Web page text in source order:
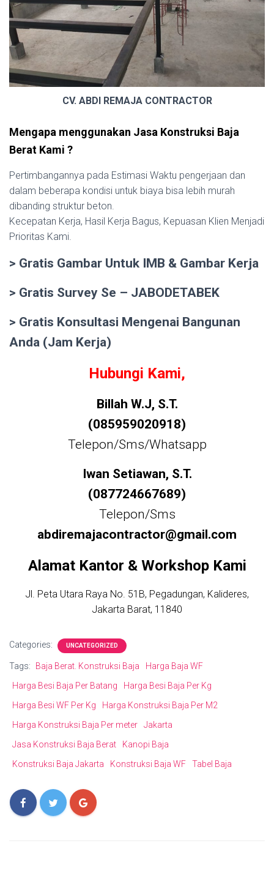
CV. ABDI REMAJA CONTRACTOR
Mengapa menggunakan Jasa Konstruksi Baja
Berat Kami ?
Pertimbangannya pada Estimasi Waktu pengerjaan dan
dalam beberapa kondisi untuk biaya bisa lebih murah
dibanding struktur beton.
Kecepatan Kerja, Hasil Kerja Bagus, Kepuasan Klien Menjadi
Prioritas Kami.
> Gratis Gambar Untuk IMB & Gambar Kerja
> Gratis Survey Se – JABODETABEK
> Gratis Konsultasi Mengenai Bangunan
Anda (Jam Kerja)
Hubungi Kami,
Billah W.J, S.T.
(085959020918)
Telepon/Sms/Whatsapp
Iwan Setiawan, S.T.
(087724667689)
Telepon/Sms
abdiremajacontractor@gmail.com
Alamat Kantor & Workshop Kami
Jl. Peta Utara Raya No. 51B, Pegadungan, Kalideres,
Jakarta Barat, 11840
Categories: UNCATEGORIZED
Tags: Baja Berat. Konstruksi Baja
Harga Baja WF
Harga Besi Baja Per Batang
Harga Besi Baja Per Kg
Harga Besi WF Per Kg
Harga Konstruksi Baja Per M2
Harga Konstruksi Baja Per meter
Jakarta
Jasa Konstruksi Baja Berat
Kanopi Baja
Konstruksi Baja Jakarta
Konstruksi Baja WF Tabel Baja